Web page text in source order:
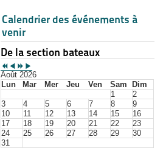
Calendrier des événements à
venir
De la section bateaux
Août 2026
Lun
Mar Mer Jeu Ven Sam
Dim
1
2
3
4 5 6 7 8
9
10
11 12 13 14 15
16
17
18 19 20 21 22
23
24
25 26 27 28 29
30
31